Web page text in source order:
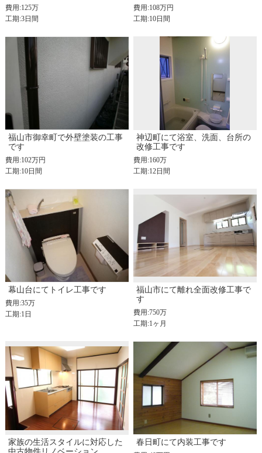
費用:125万
工期:3日間
費用:108万円
工期:10日間
福山市御幸町で外壁塗装の工事
です
費用:102万円
工期:10日間
神辺町にて浴室、洗面、台所の
改修工事です
費用:160万
工期:12日間
幕山台にてトイレ工事です
費用:35万
工期:1日
福山市にて離れ全面改修工事で
す
費用:750万
工期:1ヶ月
家族の生活スタイルに対応した
春日町にて内装工事です